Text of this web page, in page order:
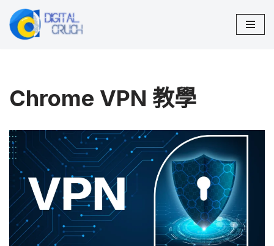
Skip
Chrome VPN 教學